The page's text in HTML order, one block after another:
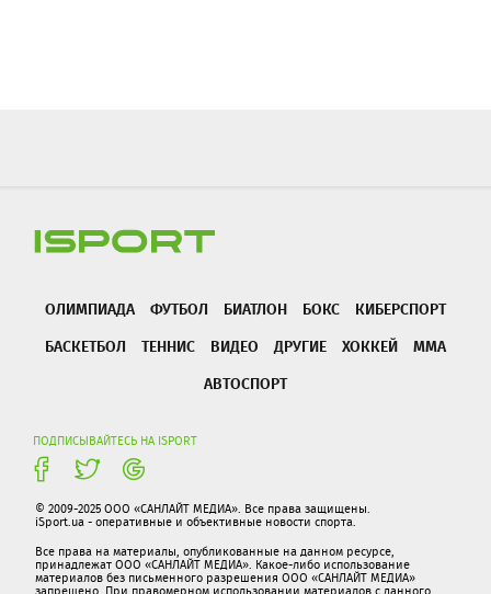
ОЛИМПИАДА ФУТБОЛ БИАТЛОН БОКС
КИБЕРСПОРТ
БАСКЕТБОЛ
ТЕННИС ВИДЕО ДРУГИЕ ХОККЕЙ
ММА
АВТОСПОРТ
ПОДПИСЫВАЙТЕСЬ НА ISPORT
© 2009-2025 ООО «САНЛАЙТ МЕДИА». Все права защищены.
iSport.ua - оперативные и объективные новости спорта.
Все права на материалы, опубликованные на данном ресурсе,
принадлежат ООО «САНЛАЙТ МЕДИА». Какое-либо использование
материалов без письменного разрешения ООО «САНЛАЙТ МЕДИА»